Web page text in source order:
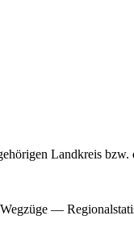
Landkreis bzw.
—